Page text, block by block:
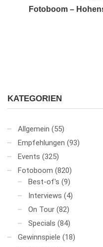
Fotoboom –
KATEGORIEN
Allgemein (55)
Empfehlungen (93)
Events (325)
Fotoboom (820)
Best-of's (9)
Interviews (4)
On Tour (82)
Specials (84)
Gewinnspiele (18)